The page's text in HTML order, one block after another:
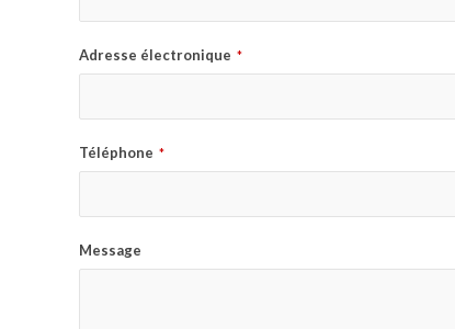
Adresse électronique *
Téléphone *
Message